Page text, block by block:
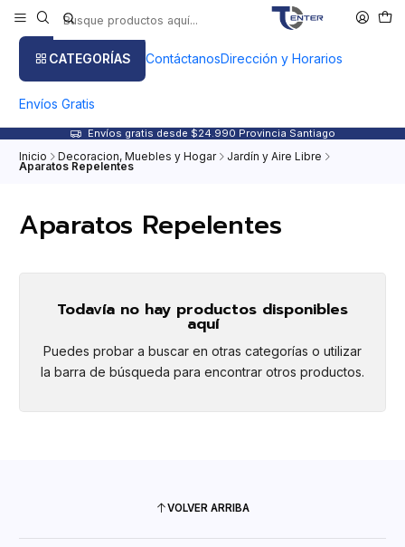
CATEGORÍAS ContáctanosDirección y Horarios
Envíos Gratis
Envíos gratis desde $24.990 Provincia Santiago
Inicio Decoracion, Muebles y Hogar Jardín y Aire Libre
Aparatos Repelentes
Aparatos Repelentes
Todavía no hay productos disponibles
aquí
Puedes probar a buscar en otras categorías o utilizar
la barra de búsqueda para encontrar otros productos.
VOLVER ARRIBA